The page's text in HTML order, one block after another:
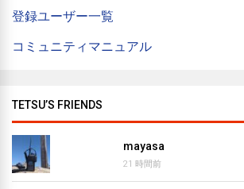
登録ユーザー一覧
コミュニティマニュアル
TETSU’S FRIENDS
mayasa
21 時間前